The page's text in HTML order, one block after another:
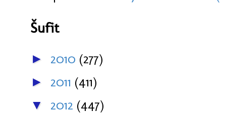
Šufit
► 2010 (277)
► 2011 (411)
▼ 2012 (447)